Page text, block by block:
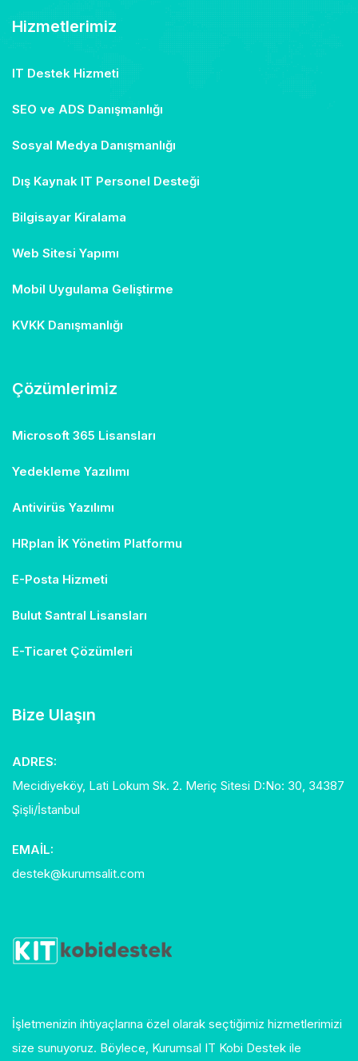
Hizmetlerimiz
IT Destek Hizmeti
SEO ve ADS Danışmanlığı
Sosyal Medya Danışmanlığı
Dış Kaynak IT Personel Desteği
Bilgisayar Kiralama
Web Sitesi Yapımı
Mobil Uygulama Geliştirme
KVKK Danışmanlığı
Çözümlerimiz
Microsoft 365 Lisansları
Yedekleme Yazılımı
Antivirüs Yazılımı
HRplan İK Yönetim Platformu
E-Posta Hizmeti
Bulut Santral Lisansları
E-Ticaret Çözümleri
Bize Ulaşın
ADRES:
Mecidiyeköy, Lati Lokum Sk. 2. Meriç Sitesi D:No: 30, 34387
Şişli/İstanbul
EMAIL:
destek@kurumsalit.com
İşletmenizin ihtiyaçlarına özel olarak seçtiğimiz hizmetlerimizi
size sunuyoruz. Böylece, Kurumsal IT Kobi Destek ile